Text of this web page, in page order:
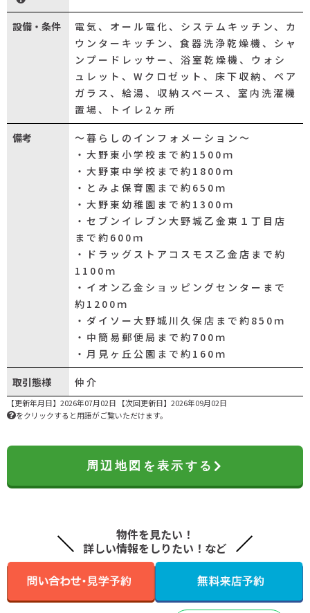
設備・条件
電気、オール電化、システムキッチン、カ
ウンターキッチン、食器洗浄乾燥機、シャ
ンプードレッサー、浴室乾燥機、ウォシ
ュレット、Wクロゼット、床下収納、ペア
ガラス、給湯、収納スペース、室内洗濯機
置場、トイレ2ヶ所
備考
～暮らしのインフォメーション～
・大野東小学校まで約1500ｍ
・大野東中学校まで約1800ｍ
・とみよ保育園まで約650ｍ
・大野東幼稚園まで約1300ｍ
・セブンイレブン大野城乙金東１丁目店
まで約600ｍ
・ドラッグストアコスモス乙金店まで約
1100ｍ
・イオン乙金ショッピングセンターまで
約1200ｍ
・ダイソー大野城川久保店まで約850ｍ
・中簡易郵便局まで約700ｍ
・月見ヶ丘公園まで約160ｍ
取引態様 仲介
をクリックすると用語がご覧いただけます。
【更新年月日】2026年07月02日 【次回更新日】2026年09月02日
周辺地図を表示する
物件を見たい！
詳しい情報をしりたい！など